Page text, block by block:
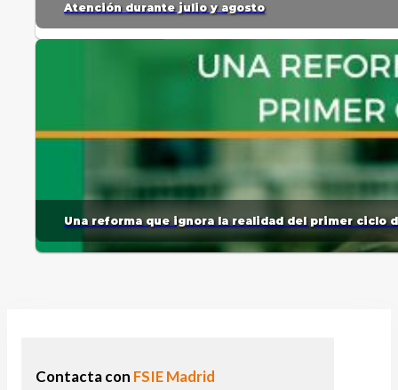
Atención durante julio y agosto
Una reforma que ignora la realidad del primer ciclo
Contacta con FSIE Madrid